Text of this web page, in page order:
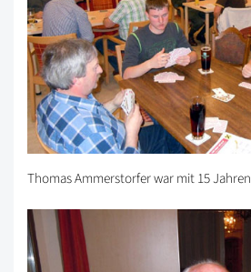
Thomas Ammerstorfer war mit 15